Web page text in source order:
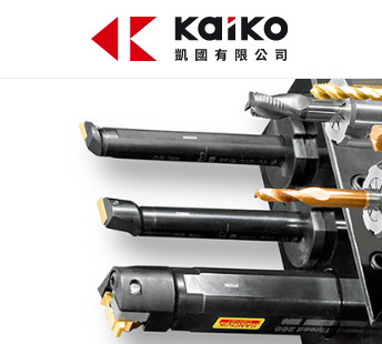
關於凱國
產品資訊
最新消息
活動花絮